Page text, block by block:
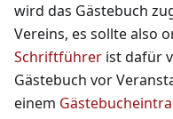
wird das Gästebuch
Vereins, es sollte also
Schriftführer ist dafür
Gästebuch vor
einem